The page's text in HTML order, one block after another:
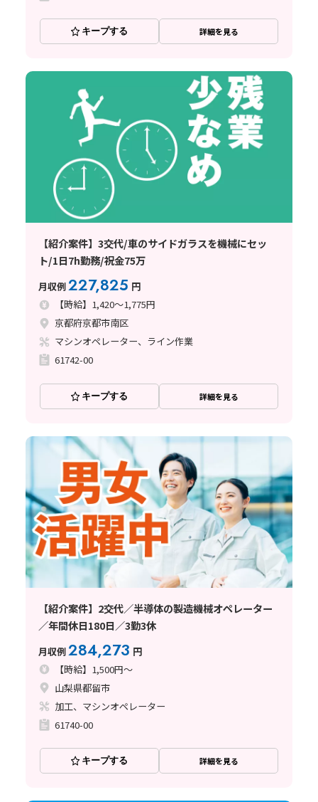
キープする 詳細を見る
【紹介案件】3交代/車のサイドガラスを機械にセッ
ト/1日7h勤務/祝金75万
月収例227,825 円
【時給】1,420～1,775円
京都府京都市南区
マシンオペレーター、ライン作業
61742-00
キープする 詳細を見る
【紹介案件】2交代／半導体の製造機械オペレーター
／年間休日180日／3勤3休
月収例284,273 円
【時給】1,500円～
山梨県都留市
加工、マシンオペレーター
61740-00
キープする 詳細を見る